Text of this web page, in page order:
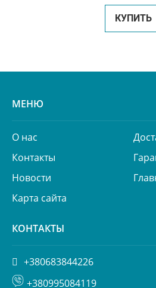
КУПИТЬ
МЕНЮ
О нас
Контакты
Новости
Карта сайта
КОНТАКТЫ
+380683844226
+380995084119